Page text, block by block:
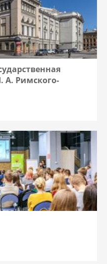
А. Римского-